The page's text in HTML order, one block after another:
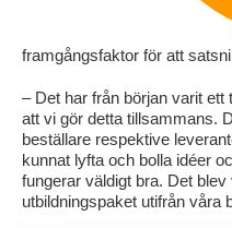
framgångsfaktor för att
– Det har från början varit
att vi gör detta tillsammans.
beställare respektive
kunnat lyfta och bolla idéer
fungerar väldigt bra. Det
utbildningspaket utifrån våra